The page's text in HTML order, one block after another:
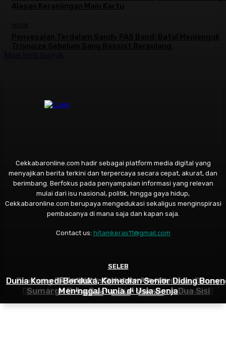
MUSIK
Bakal Tampil Beda di HUT Garuda TV Ke 3, Ahmad
Dhani Bocorkan Racikan Aksi Panggun Dewa 19
SELEB
Diserang Fans Ruben Onsu dan Sarwendah, Denny
Sumargo Buka Suara: Gue Membaca Dua Sisi
SELEB
Dunia Komedi Berduka, Komedian Senior Diding
Meninggal Dunia di Usia Senja
Cekkabaronline.com hadir sebagai platform media digital yang
menyajikan berita terkini dan terpercaya secara cepat, akurat, dan
berimbang. Berfokus pada penyampaian informasi yang relevan
mulai dari isu nasional, politik, hingga gaya hidup,
Cekkabaronline.com berupaya mengedukasi sekaligus menginspirasi
pembacanya di mana saja dan kapan saja.
Contact us: hitamkeras11@gmail.com
© Copyright - Cekkabaronline.com
Indeks
About Contact